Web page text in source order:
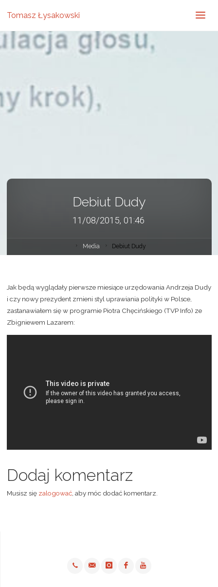
Tomasz Łysakowski
Debiut Dudy
11/08/2015, 01:46
Media Debiut Dudy
Jak będą wyglądały pierwsze miesiące urzędowania Andrzeja Dudy
i czy nowy prezydent zmieni styl uprawiania polityki w Polsce,
zastanawiałem się w programie Piotra Chęcińskiego (TVP Info) ze
Zbigniewem Lazarem:
Dodaj komentarz
Musisz się zalogować, aby móc dodać komentarz.